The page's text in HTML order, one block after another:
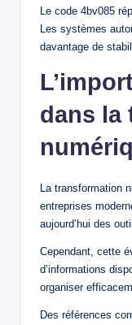
Le code 4bv085
Les systèmes
davantage de
dans la
La transformation
entreprises
aujourd’hui des
Cependant, cette
d’informations
organiser
Des références